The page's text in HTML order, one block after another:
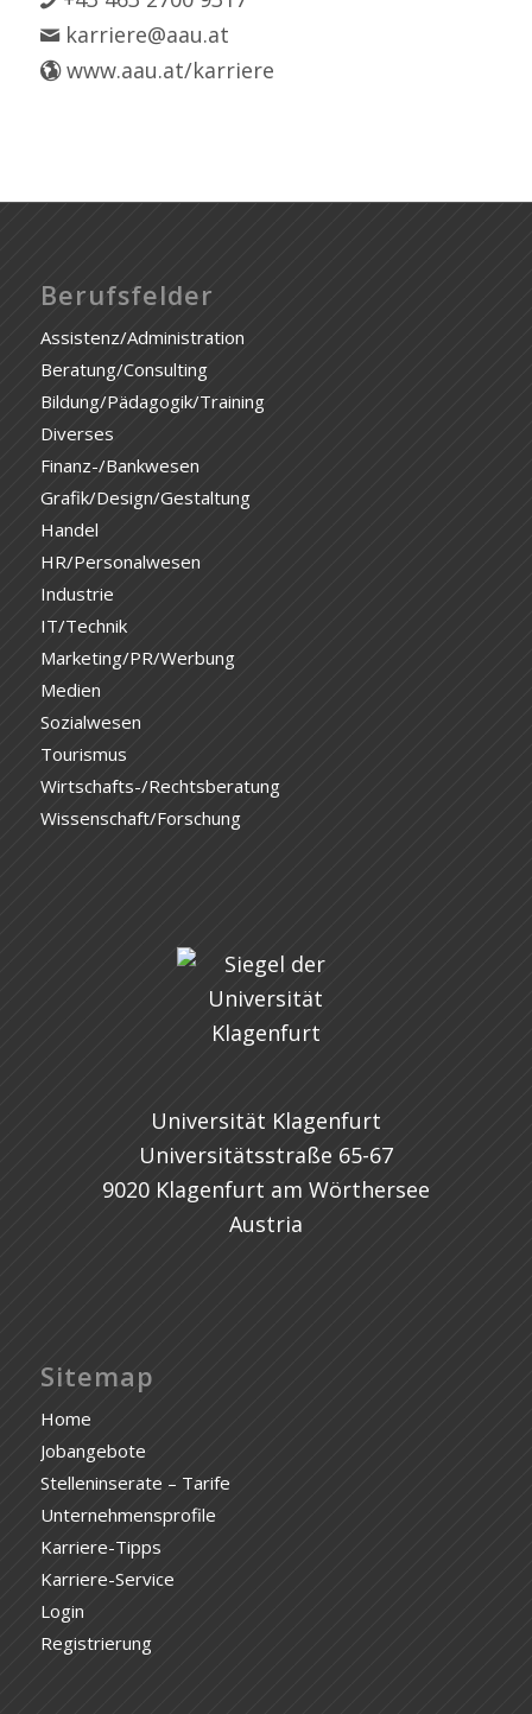
karriere@aau.at
www.aau.at/karriere
Berufsfelder
Assistenz/Administration
Beratung/Consulting
Bildung/Pädagogik/Training
Diverses
Finanz-/Bankwesen
Grafik/Design/Gestaltung
Handel
HR/Personalwesen
Industrie
IT/Technik
Marketing/PR/Werbung
Medien
Sozialwesen
Tourismus
Wirtschafts-/Rechtsberatung
Wissenschaft/Forschung
Universität Klagenfurt
Universitätsstraße 65-67
9020 Klagenfurt am Wörthersee
Austria
Sitemap
Home
Jobangebote
Stelleninserate – Tarife
Unternehmensprofile
Karriere-Tipps
Karriere-Service
Login
Registrierung